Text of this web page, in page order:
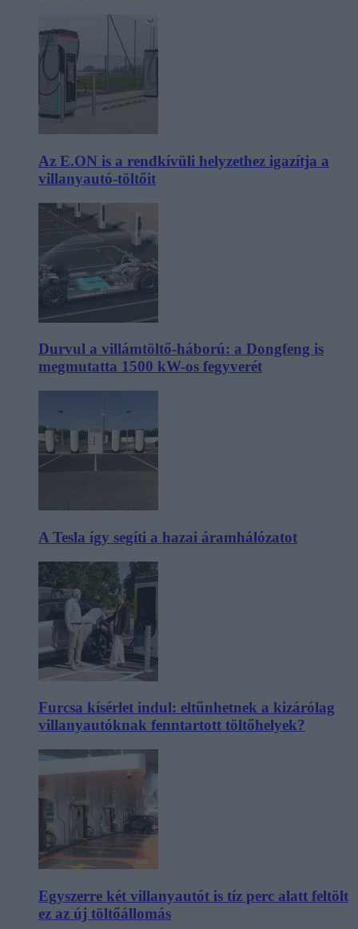
Az E.ON is a rendkívüli helyzethez igazítja a
villanyautó-töltőit
Durvul a villámtöltő-háború: a Dongfeng is
megmutatta 1500 kW-os fegyverét
A Tesla így segíti a hazai áramhálózatot
Furcsa kísérlet indul: eltűnhetnek a kizárólag
villanyautóknak fenntartott töltőhelyek?
Egyszerre két villanyautót is tíz perc alatt feltölt
ez az új töltőállomás